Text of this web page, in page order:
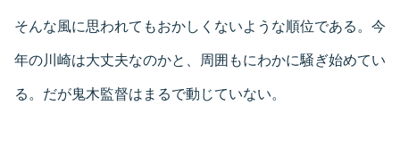
そんな風に思われてもおかしくないような順位である。今
年の川崎は大丈夫なのかと、周囲もにわかに騒ぎ始めてい
る。だが鬼木監督はまるで動じていない。